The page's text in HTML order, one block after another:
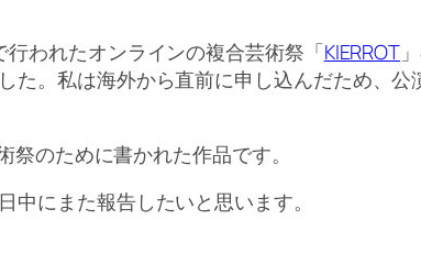
われたオンラインの複合芸術祭「KIERROT
た。私は海外から直前に申し込んだため、
祭のために書かれた作品です。
中にまた報告したいと思います。